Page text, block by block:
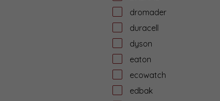
dromader
duracell
dyson
eaton
ecowatch
edbak